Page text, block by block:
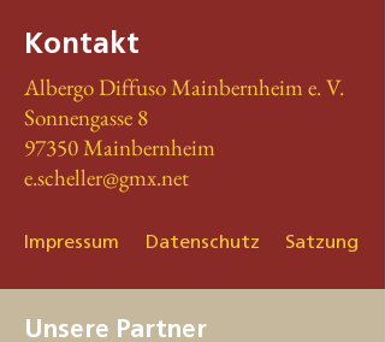
Kontakt
Albergo Diffuso Mainbernheim e. V.
Sonnengasse 8
97350 Mainbernheim
e.scheller@gmx.net
Impressum Datenschutz Satzung
Unsere Partner